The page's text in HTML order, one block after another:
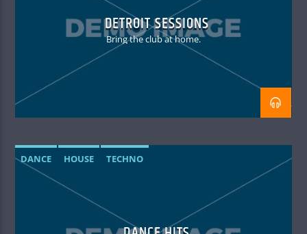
DETROIT SESSIONS
Bring the club at home.
DANCE HOUSE TECHNO